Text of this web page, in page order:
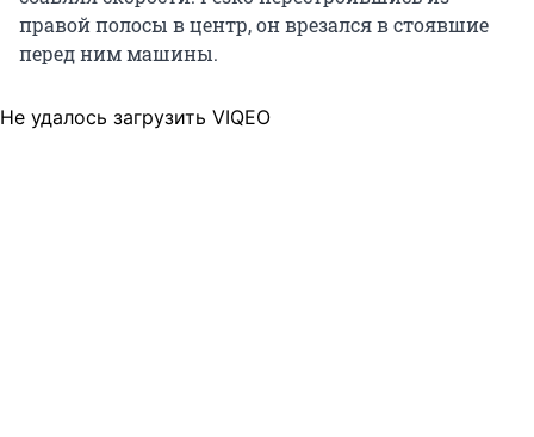
правой полосы в центр, он врезался в стоявшие
перед ним машины.
Не удалось загрузить VIQEO